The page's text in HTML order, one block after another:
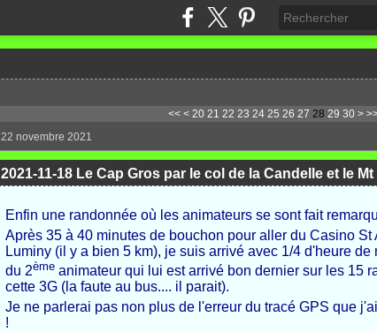
<< < 10
20 21 22 23 24 25 26 27 28 29 30 40
>
22 novembre 2021
2021-11-18 Le Cap Gros par le col de la Candelle et le
Enfin une randonnée où les animateurs se sont fait
Après 35 à 40 minutes de bouchon pour aller du Casino St
Luminy (il y a bien 5 km), je suis arrivé avec 1/4 d'heure
du 2ème animateur qui lui est arrivé bon dernier sur les 15
cette 3G (la faute au bus.... il parait).
Je ne parlerai pas non plus de l'erreur du tracé GPS que
!